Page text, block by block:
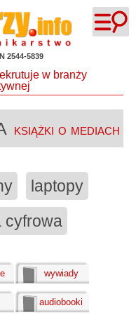
2544-5839
książki o mediach
laptopy
cyfrowa
wywiady
audiobooki